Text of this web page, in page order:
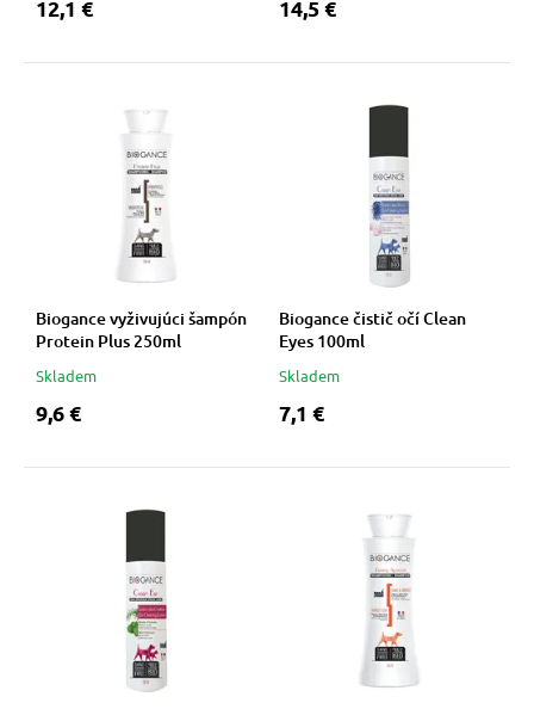
12,1 € 14,5 €
Biogance vyživujúci šampón
Protein Plus 250ml
Skladem
9,6 €
Biogance čistič očí Clean
Eyes 100ml
Skladem
7,1 €